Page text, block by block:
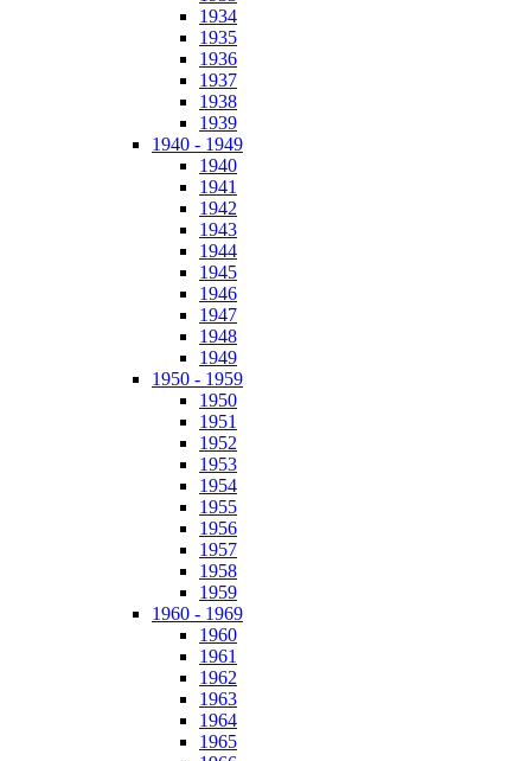
1934
1935
1936
1937
1938
1939
1940 - 1949
1940
1941
1942
1943
1944
1945
1946
1947
1948
1949
1950 - 1959
1950
1951
1952
1953
1954
1955
1956
1957
1958
1959
1960 - 1969
1960
1961
1962
1963
1964
1965